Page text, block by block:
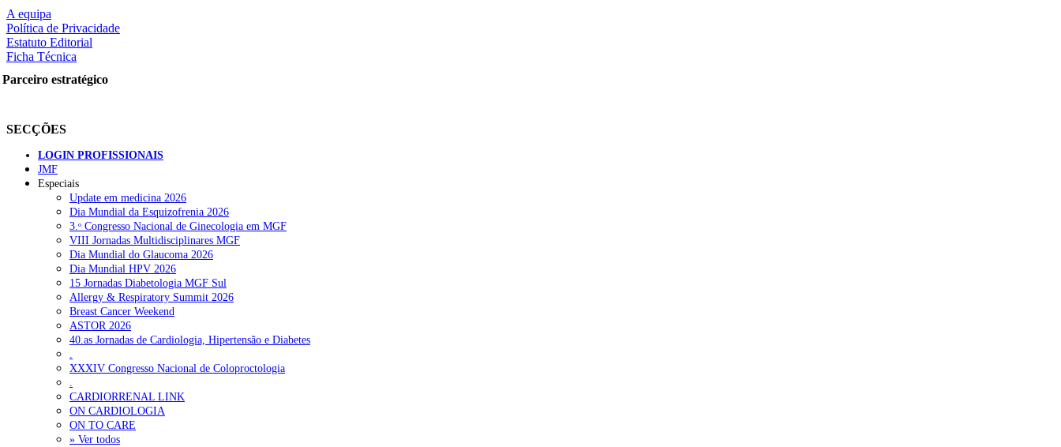
nas redes sociais:
RECENTES
Quase 11.900 jovens recorreram aos cheques psicólogo e nutricionista no primeiro mês
ULS de Coimbra estreia cirurgia endoscópica do ouvido com apoio robótico em Portugal
Enfermeiros exigem esclarecimentos sobre eventual gestão privada da ULS do Algarve
Ordem dos Médicos alerta para riscos no novo sistema de acesso a consultas e cirurgias
Portugal está a formar os médicos de que precisa?
MAIS LIDAS
A equipa
Política de Privacidade
Estatuto Editorial
Ficha Técnica
Parceiro estratégico
SECÇÕES
LOGIN PROFISSIONAIS
JMF
Especiais
Update em medicina 2026
Dia Mundial da Esquizofrenia 2026
3.ᵒ Congresso Nacional de Ginecologia em MGF
VIII Jornadas Multidisciplinares MGF
Dia Mundial do Glaucoma 2026
Dia Mundial HPV 2026
15 Jornadas Diabetologia MGF Sul
Allergy & Respiratory Summit 2026
Breast Cancer Weekend
ASTOR 2026
40.as Jornadas de Cardiologia, Hipertensão e Diabetes
.
XXXIV Congresso Nacional de Coloproctologia
.
CARDIORRENAL LINK
ON CARDIOLOGIA
ON TO CARE
» Ver todos